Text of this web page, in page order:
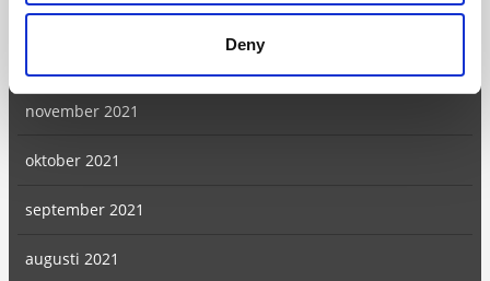
Deny
januari 2022
november 2021
oktober 2021
september 2021
augusti 2021